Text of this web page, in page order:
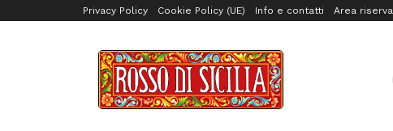
Privacy Policy Cookie Policy (UE) Info e contatti Area